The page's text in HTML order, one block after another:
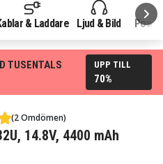
& Laddare Ljud & Bild
TUSENTALS
UPP TILL
70%
(2 Omdömen)
14.8V, 4400 mAh